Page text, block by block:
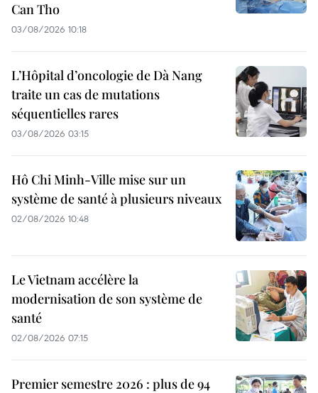
Can Tho
03/08/2026 10:18
L’Hôpital d’oncologie de Dà Nang
traite un cas de mutations
séquentielles rares
03/08/2026 03:15
Hô Chi Minh-Ville mise sur un
système de santé à plusieurs niveaux
02/08/2026 10:48
Le Vietnam accélère la
modernisation de son système de
santé
02/08/2026 07:15
Premier semestre 2026 : plus de 94